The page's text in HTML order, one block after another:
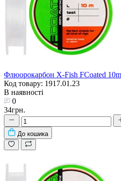
Флюорокарбон X-Fish FCoated
Код товару: 1917.01.23
В наявності
0
34грн.
До кошика